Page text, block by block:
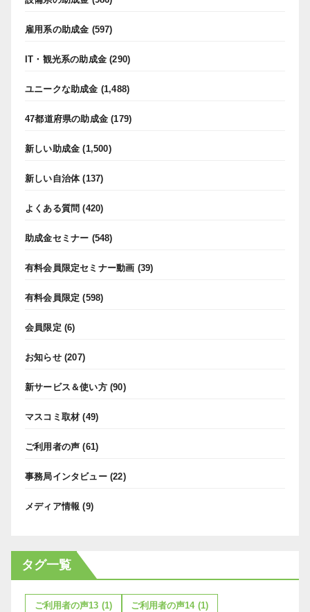
雇用系の助成金 (597)
IT・観光系の助成金 (290)
ユニークな助成金 (1,488)
47都道府県の助成金 (179)
新しい助成金 (1,500)
新しい自治体(137)
よくある質問 (420)
助成金セミナー (548)
有料会員限定セミナー動画 (39)
有料会員限定 (598)
会員限定 (6)
お知らせ(207)
新サービス＆使い方(90)
マスコミ取材 (49)
ご利用者の声 (61)
事務局インタビュー(22)
メディア情報 (9)
タグ一覧
ご利用者の声13 (1) ご利用者の声14 (1)